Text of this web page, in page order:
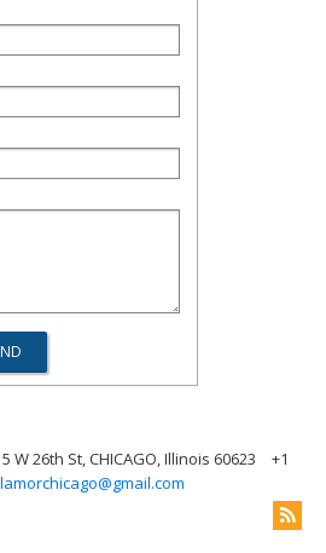
W 26th St, CHICAGO, Illinois 60623
+1